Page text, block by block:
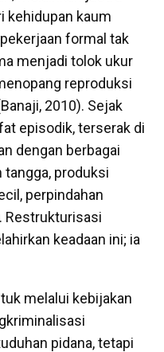
kehidupan kaum
formal tak
menjadi tolok ukur
reproduksi
2010). Sejak
episodik, terserak di
dengan berbagai
produksi
perpindahan
Restrukturisasi
keadaan ini; ia
melalui kebijakan
pidana, tetapi